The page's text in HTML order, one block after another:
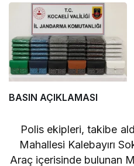
BASIN AÇIKLAMASI
Polis ekipleri, takibe
Mahallesi Kalebayırı
Araç içerisinde bulunan